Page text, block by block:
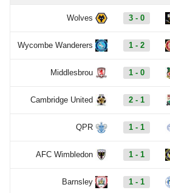
Wolves 3 - 0
Wycombe Wanderers 1 - 2
Middlesbrou 1 - 0
Cambridge United 2 - 1
QPR 1 - 1
AFC Wimbledon 1 - 1
Barnsley 1 - 1